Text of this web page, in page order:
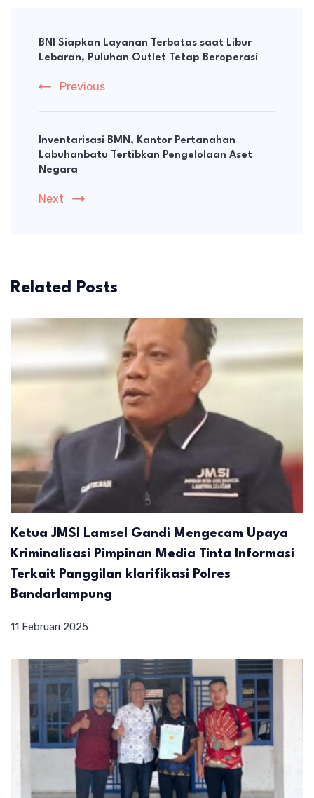
Navigation
BNI Siapkan Layanan Terbatas saat Libur
Lebaran, Puluhan Outlet Tetap Beroperasi
Previous
Inventarisasi BMN, Kantor Pertanahan
Labuhanbatu Tertibkan Pengelolaan Aset
Negara
Next
Related Posts
Ketua JMSI Lamsel Gandi Mengecam Upaya
Kriminalisasi Pimpinan Media Tinta Informasi
Terkait Panggilan klarifikasi Polres
Bandarlampung
11 Februari 2025